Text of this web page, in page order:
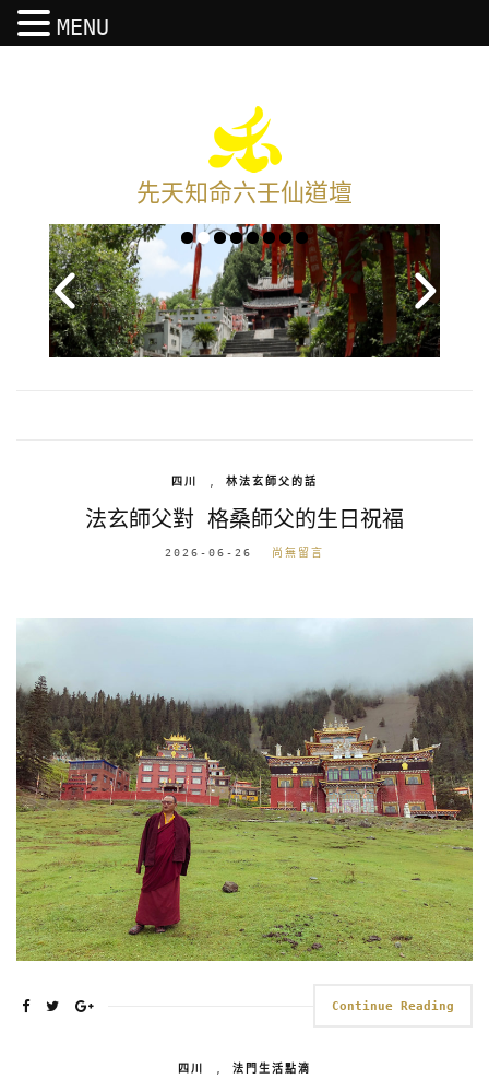
先天知命六壬仙道壇
四川 林法玄師父的話
法玄師父對 格桑師父的生日祝福
2026-06-26 尚無留言
Continue Reading
四川 法門生活點滴
MENU